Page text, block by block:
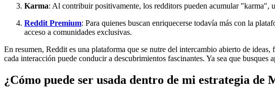
Karma: Al contribuir positivamente, los redditors pueden acumular "karma",
Reddit Premium: Para quienes buscan enriquecerse todavía más con la
acceso a comunidades exclusivas.
En resumen, Reddit es una plataforma que se nutre del intercambio abierto de
cada interacción puede conducir a descubrimientos fascinantes. Ya sea que
¿Cómo puede ser usada dentro de mi estrategia de